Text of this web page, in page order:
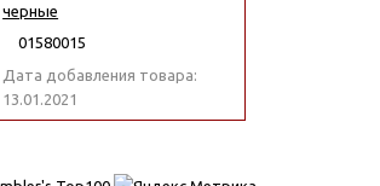
черные
01580015
Дата добавления товара:
13.01.2021